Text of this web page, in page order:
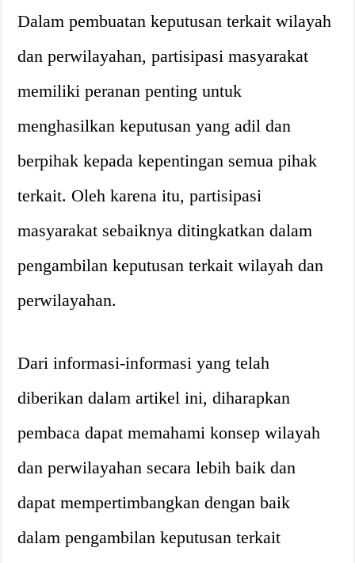
Dalam pembuatan keputusan terkait wilayah
dan perwilayahan, partisipasi masyarakat
memiliki peranan penting untuk
menghasilkan keputusan yang adil dan
berpihak kepada kepentingan semua pihak
terkait. Oleh karena itu, partisipasi
masyarakat sebaiknya ditingkatkan dalam
pengambilan keputusan terkait wilayah dan
perwilayahan.
Dari informasi-informasi yang telah
diberikan dalam artikel ini, diharapkan
pembaca dapat memahami konsep wilayah
dan perwilayahan secara lebih baik dan
dapat mempertimbangkan dengan baik
dalam pengambilan keputusan terkait